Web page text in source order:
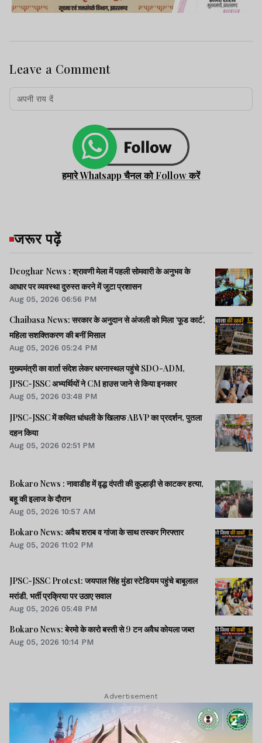
Leave a Comment
हमारे Whatsapp चैनल को Follow करें
जरूर पढ़ें
Deoghar News : श्रावणी मेला में पहली सोमवारी के अनुभव के
आधार पर व्यवस्था दुरुस्त करने में जुटा प्रशासन
Aug 05, 2026 06:56 PM
Chaibasa News: सरकार के अनुदान से अंजली को मिला ‘फूड कार्ट’,
महिला सशक्तिकरण की बनीं मिसाल
Aug 05, 2026 05:24 PM
मुख्यमंत्री का वार्ता संदेश लेकर धरनास्थल पहुंचे SDO-ADM,
JPSC-JSSC अभ्यर्थियों ने CM हाउस जाने से किया इनकार
Aug 05, 2026 03:48 PM
JPSC-JSSC में कथित धांधली के खिलाफ ABVP का प्रदर्शन, पुतला
दहन किया
Aug 05, 2026 02:51 PM
Bokaro News : नावाडीह में वृद्ध दंपती की कुल्हाड़ी से काटकर हत्या,
बहू की इलाज के दौरान
Aug 05, 2026 10:57 AM
Bokaro News: अवैध शराब व गांजा के साथ तस्कर गिरफ्तार
Aug 05, 2026 11:02 PM
JPSC-JSSC Protest: जयपाल सिंह मुंडा स्टेडियम पहुंचे बाबूलाल
मरांडी, भर्ती प्रक्रिया पर उठाए सवाल
Aug 05, 2026 05:48 PM
Bokaro News: बेरमो के कारो बस्ती से 9 टन अवैध कोयला जब्त
Aug 05, 2026 10:14 PM
Advertisement